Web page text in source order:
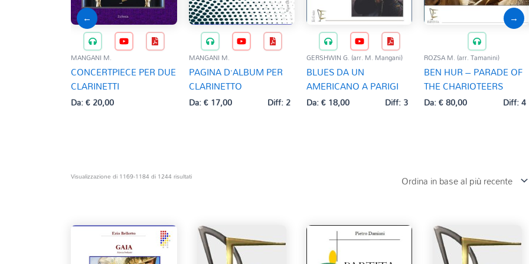
←
MANGANI M.
CONCERTPIECE PER DUE
CLARINETTI
Da:€20,00
MANGANI M.
PAGINA D’ALBUM PER
CLARINETTO
Da:€17,00 Diff: 2
GERSHWIN G. (arr. M. Mangani)
BLUES DA UN
AMERICANO A PARIGI
Da:€18,00 Diff: 3
ROZSA M. (arr. Tamanini)
BEN HUR – PARADE OF
THE CHARIOTEERS
Da:€80,00 Diff: 4
→
Visualizzazione di 1169-1184 di 1244 risultatiOrdina
in